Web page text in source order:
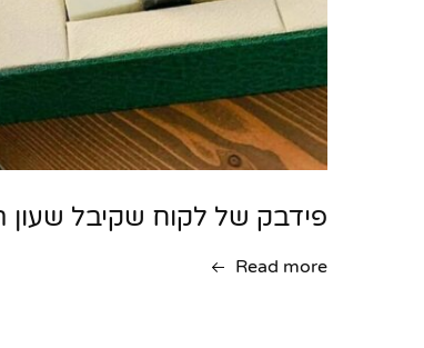
פידבק של לקוח שקיבל שעון
Read more